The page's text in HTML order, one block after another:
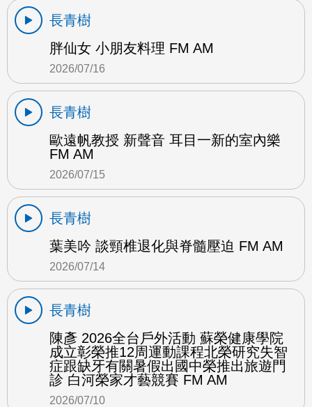
長青樹
胖仙女 小朋友料理 FM AM
2026/07/16
長青樹
歐遠帆教授 新聲音 耳目一新的室內樂
FM AM
2026/07/15
長青樹
葉美吟 談頸椎退化與脊髓壓迫 FM AM
2026/07/14
長青樹
陳彥 2026全台戶外活動 蘇榮健康學院
成立彰榮推12周運動課程北榮研究失智
症跟缺牙有關暑假出國中榮推出旅遊門
診 白河榮家才藝競賽 FM AM
2026/07/10